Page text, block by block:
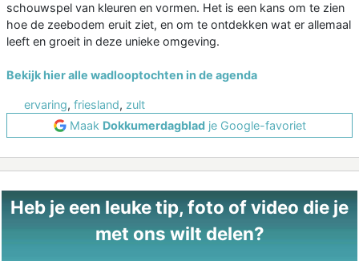
schouwspel van kleuren en vormen. Het is een kans om te zien
hoe de zeebodem eruit ziet, en om te ontdekken wat er allemaal
leeft en groeit in deze unieke omgeving.
Bekijk hier alle wadlooptochten in de agenda
ervaring, friesland, zult
Maak Dokkumerdagbladje Google-favoriet
Heb je een leuke tip, foto of video die je
met ons wilt delen?